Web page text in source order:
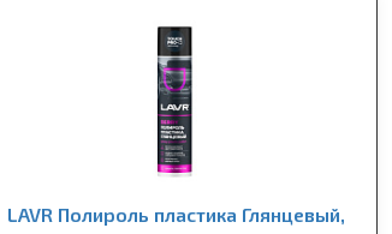
LAVR Полироль пластика Глянцевый,